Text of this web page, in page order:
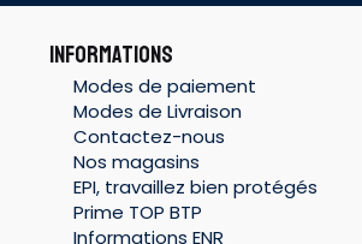
INFORMATIONS
Modes de paiement
Modes de Livraison
Contactez-nous
Nos magasins
EPI, travaillez bien protégés
Prime TOP BTP
Informations ENR